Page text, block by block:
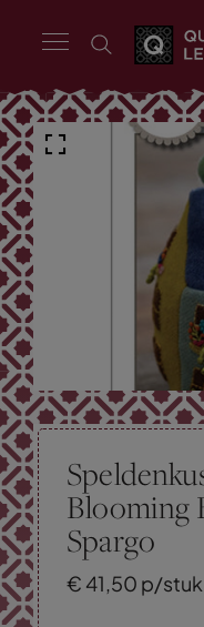
Blooming
Spargo
€ 41,50 p/stuk